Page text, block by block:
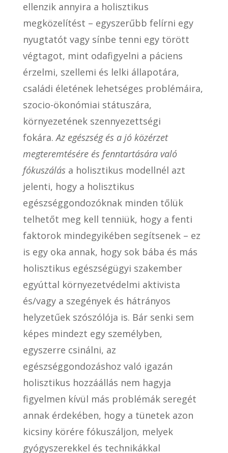
ellenzik annyira a holisztikus
megközelítést – egyszerűbb felírni egy
nyugtatót vagy sínbe tenni egy törött
végtagot, mint odafigyelni a páciens
érzelmi, szellemi és lelki állapotára,
családi életének lehetséges problémáira,
szocio-ökonómiai státuszára,
környezetének szennyezettségi
fokára.Az egészség és a jó közérzet
megteremtésére és fenntartására való
fókuszálás a holisztikus modellnél azt
jelenti, hogy a holisztikus
egészséggondozóknak minden tőlük
telhetőt meg kell tenniük, hogy a fenti
faktorok mindegyikében segítsenek – ez
is egy oka annak, hogy sok bába és más
holisztikus egészségügyi szakember
egyúttal környezetvédelmi aktivista
és/vagy a szegények és hátrányos
helyzetűek szószólója is. Bár senki sem
képes mindezt egy személyben,
egyszerre csinálni, az
egészséggondozáshoz való igazán
holisztikus hozzáállás nem hagyja
figyelmen kívül más problémák seregét
annak érdekében, hogy a tünetek azon
kicsiny körére fókuszáljon, melyek
gyógyszerekkel és technikákkal